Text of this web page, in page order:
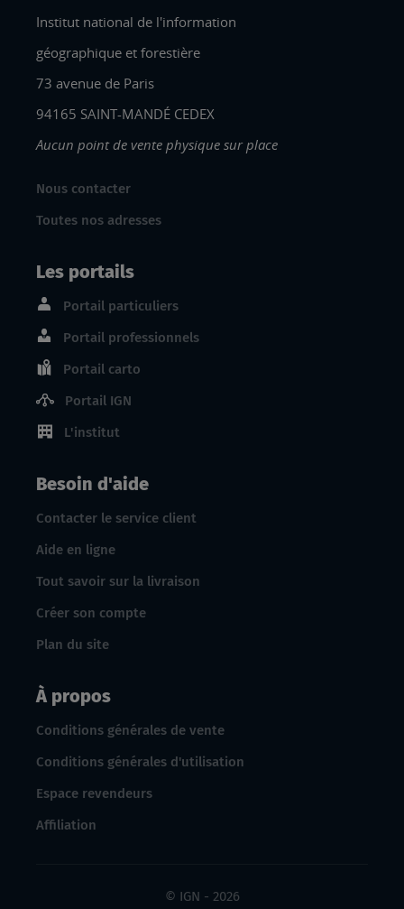
Institut national de l'information
géographique et forestière
73 avenue de Paris
94165 SAINT-MANDÉ CEDEX
Aucun point de vente physique sur place
Nous contacter
Toutes nos adresses
Les portails
Portail particuliers
Portail professionnels
Portail carto
Portail IGN
L'institut
Besoin d'aide
Contacter le service client
Aide en ligne
Tout savoir sur la livraison
Créer son compte
Plan du site
À propos
Conditions générales de vente
Conditions générales d'utilisation
Espace revendeurs
Affiliation
© IGN - 2026